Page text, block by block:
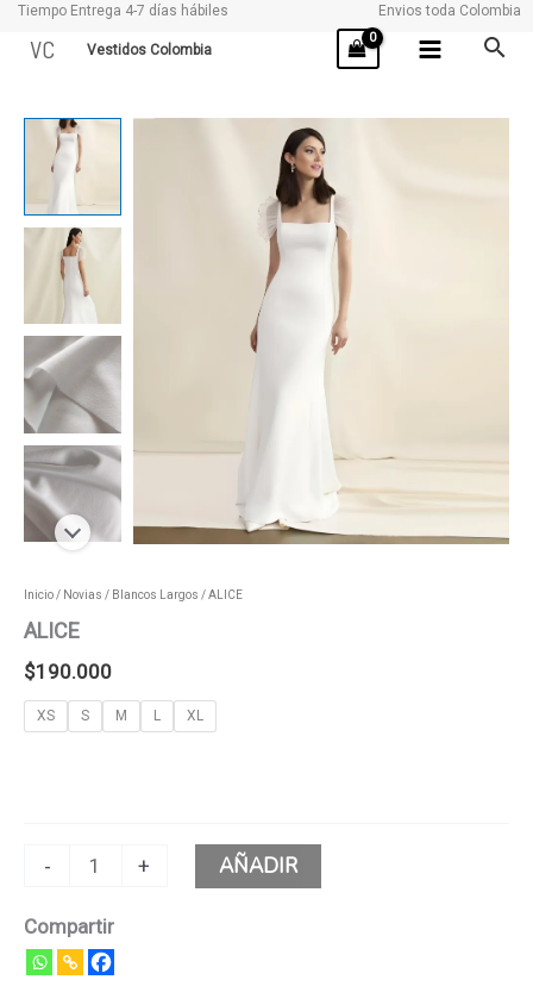
Tiempo Entrega 4-7 días hábiles Envios toda Colombia
VC Vestidos Colombia
Inicio/ Novias / Blancos Largos / ALICE
ALICE
$190.000
XS S M L XL
-
ALICE
cantidad
+ AÑADIR
Compartir